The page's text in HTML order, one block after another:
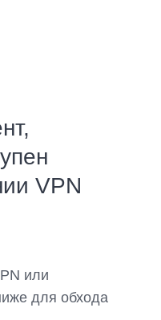
VPN
или
для обхода